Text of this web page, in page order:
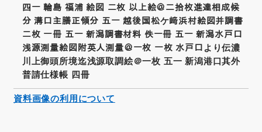
四一 輪島 福浦 絵図 二枚 以上絵＠二拾枚進達相成候
分 溝口主膳正領分 五一 越後国松ケ﨑浜村絵図并調書
二枚 一冊 五一 新潟調書材料 佚一冊 五一 新潟水戸口
浅源測量絵図附英人測量＠一枚 一枚 水戸口より伝濃
川上御頭所境迄浅源取調絵＠一枚 五一 新潟港口其外
普請仕様帳 四冊
資料画像の利用について